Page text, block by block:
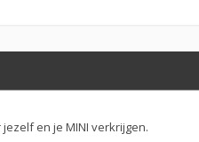
en je MINI verkrijgen.